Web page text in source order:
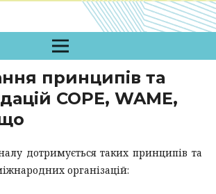
принципів та
COPE, WAME,
дотримується таких принципів та
організацій: